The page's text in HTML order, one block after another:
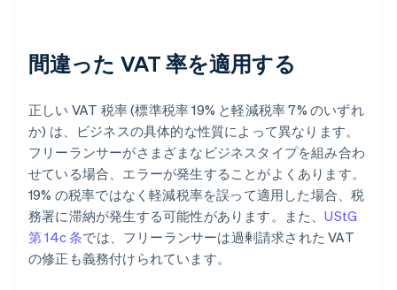
間違った VAT 率を適用する
正しい VAT 税率 (標準税率 19% と軽減税率 7% のいずれ
か) は、ビジネスの具体的な性質によって異なります。
フリーランサーがさまざまなビジネスタイプを組み合わ
せている場合、エラーが発生することがよくあります。
19% の税率ではなく軽減税率を誤って適用した場合、税
務署に滞納が発生する可能性があります。また、UStG
第 14c 条では、フリーランサーは過剰請求された VAT
の修正も義務付けられています。